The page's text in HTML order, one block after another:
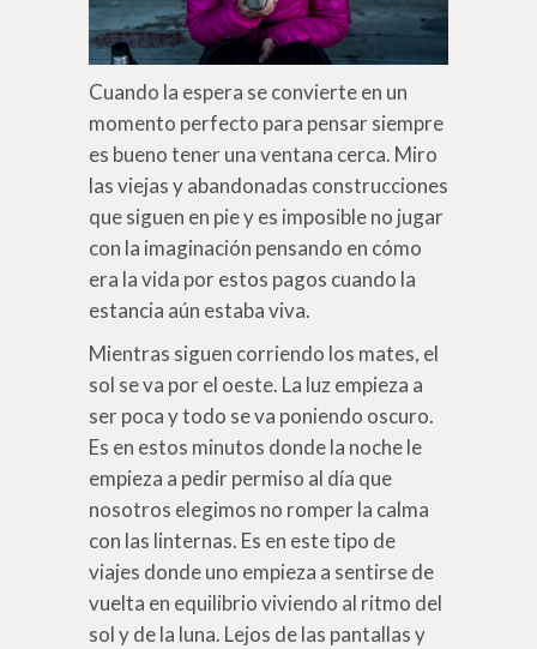
Cuando la espera se convierte en un
momento perfecto para pensar siempre
es bueno tener una ventana cerca. Miro
las viejas y abandonadas construcciones
que siguen en pie y es imposible no jugar
con la imaginación pensando en cómo
era la vida por estos pagos cuando la
estancia aún estaba viva.
Mientras siguen corriendo los mates, el
sol se va por el oeste. La luz empieza a
ser poca y todo se va poniendo oscuro.
Es en estos minutos donde la noche le
empieza a pedir permiso al día que
nosotros elegimos no romper la calma
con las linternas. Es en este tipo de
viajes donde uno empieza a sentirse de
vuelta en equilibrio viviendo al ritmo del
sol y de la luna. Lejos de las pantallas y